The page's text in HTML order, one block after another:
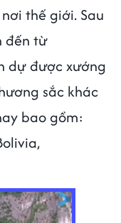
thế giới. Sau
đến từ
dự được xướng
sắc khác
bao gồm: